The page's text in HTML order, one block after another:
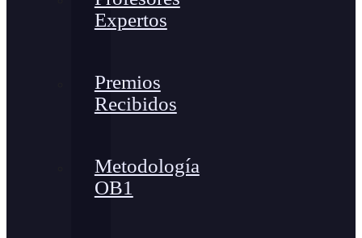
Expertos
Premios
Recibidos
Metodología
OB1